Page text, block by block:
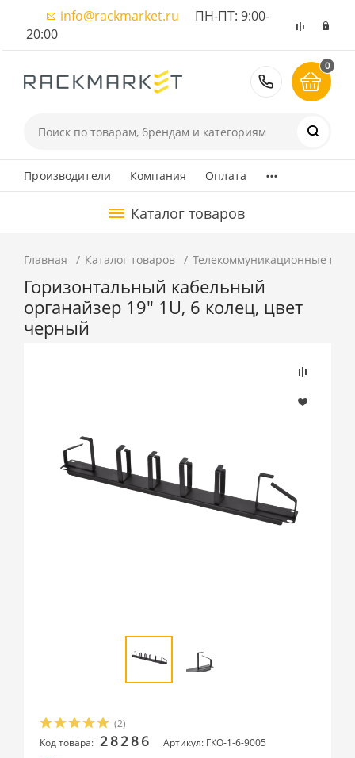
info@rackmarket.ru ПН-ПТ: 9:00-
20:00
8 (495)
0
Производители Компания Оплата ...
Каталог товаров
Главная Каталог товаров Телекоммуникационные
Горизонтальный кабельный
органайзер 19" 1U, 6 колец, цвет
черный
(2)
Код товара: 28286
Артикул: ГКО-1-6-9005